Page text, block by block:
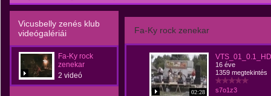
Vicusbelly zenés klub
videógalériái
Fa-Ky rock
zenekar
2 videó
Fa-Ky rock zenekar
02:28
16 éve
1359 megtekintés
s7o1z3